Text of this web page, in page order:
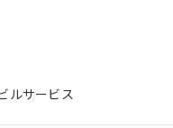
ルサービス